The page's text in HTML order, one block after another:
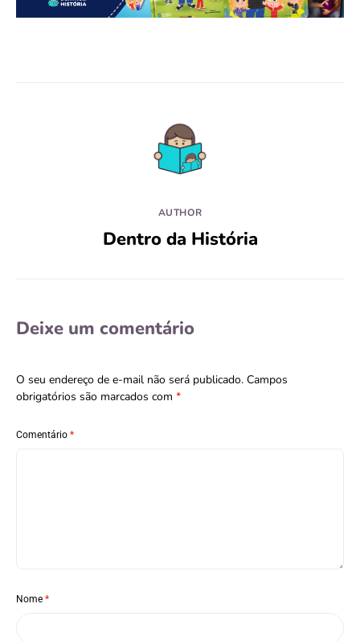
AUTHOR
Dentro da História
Deixe um comentário
O seu endereço de e-mail não será publicado. Campos
obrigatórios são marcados com *
Comentário *
Nome *